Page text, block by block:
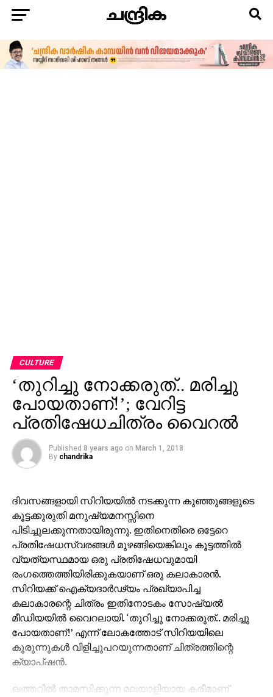
CULTURE
‘തുറിച്ചു നോക്കരുത്.. മരിച്ചു
പോയതാണ്!’; വേറിട്ട
പ്രതിഷേധചിത്രം വൈറല്‍
Published 8 years ago on March 1, 2018
By chandrika
ദിവസങ്ങളായി സിറിയയില്‍ നടക്കുന്ന കുഞ്ഞുങ്ങളുടെ
കൂട്ടക്കുരുതി മനുഷ്യമനസ്സിനെ
പിടിച്ചുലക്കുന്നതായിരുന്നു. ഇതിനെതിരെ ഒട്ടേറെ
പ്രതിഷേധസ്വരങ്ങള്‍ മുഴങ്ങിയെങ്കിലും കൂട്ടത്തില്‍
വ്യത്യസ്ഥമായ ഒരു പ്രതിഷേധവുമായി
രംഗത്തെത്തിയിരിക്കുകയാണ് ഒരു കലാകാരന്‍.
സിറിയക്ക് ഐക്യദാര്‍ഢ്യം പ്രഖ്യാപിച്ച
കലാകാരന്റെ ചിത്രം ഇതിനോടകം സോഷ്യല്‍
മീഡിയയില്‍ വൈറലായി. ‘തുറിച്ചു നോക്കരുത്.. മരിച്ചു
പോയതാണ്!’ എന്ന് ലോകത്തോട് സിറിയയിലെ
കുരുന്നുകള്‍ വിളിച്ചുപറയുന്നതാണ് ചിത്രത്തിന്റെ
ക്യാപ്ഷന്‍.
ഖത്തറില്‍ താമസിക്കുന്ന മലയാളിയായ കരീമാണ്